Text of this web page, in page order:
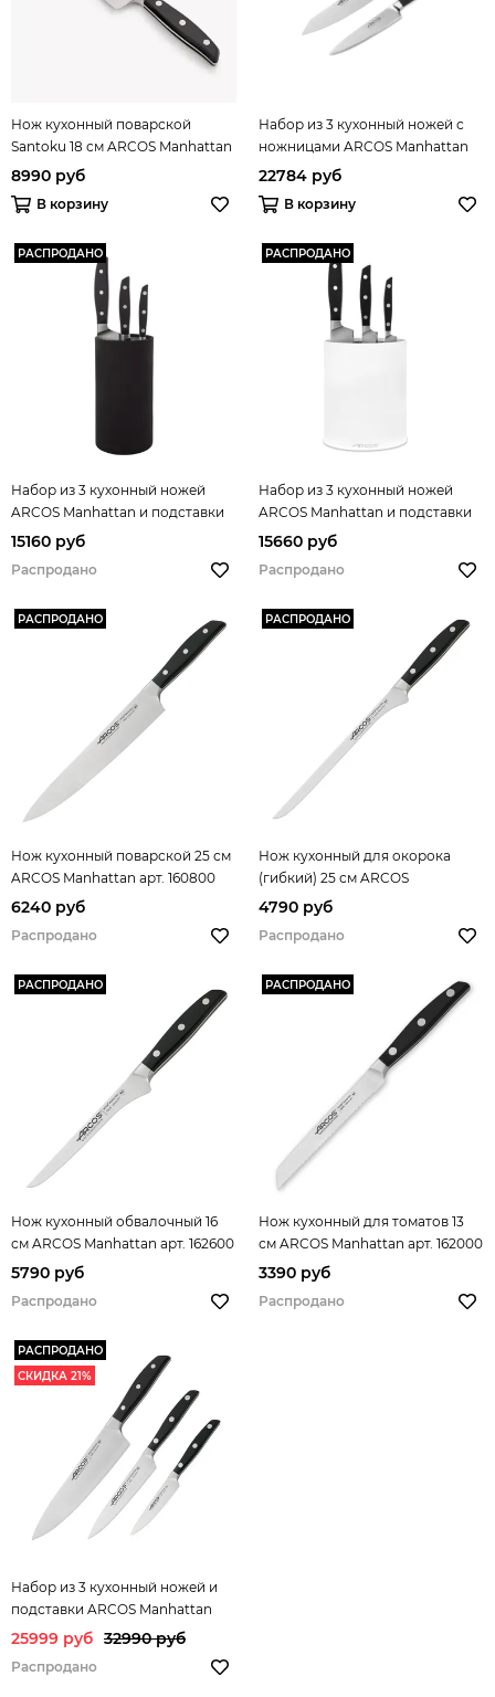
Нож кухонный поварской
Santoku 18 см ARCOS Manhattan
арт. 162800
8990 руб
В корзину
Набор из 3 кухонный ножей с
ножницами ARCOS Manhattan
арт. 840600
22784 руб
В корзину
РАСПРОДАНО
Набор из 3 кухонный ножей
ARCOS Manhattan и подставки
арт. 7940 MANHATTAN
15160 руб
Распродано
РАСПРОДАНО
Набор из 3 кухонный ножей
ARCOS Manhattan и подставки
арт. 7941 MANHATTAN
15660 руб
Распродано
РАСПРОДАНО
Нож кухонный поварской 25 см
ARCOS Manhattan арт. 160800
6240 руб
Распродано
РАСПРОДАНО
Нож кухонный для окорока
(гибкий) 25 см ARCOS
Manhattan арт. 161900
4790 руб
Распродано
РАСПРОДАНО
Нож кухонный обвалочный 16
см ARCOS Manhattan арт. 162600
5790 руб
Распродано
РАСПРОДАНО
Нож кухонный для томатов 13
см ARCOS Manhattan арт. 162000
3390 руб
Распродано
РАСПРОДАНО
СКИДКА 21%
Набор из 3 кухонный ножей и
подставки ARCOS Manhattan
арт. AR167940
25999 руб 32990 руб
Распродано